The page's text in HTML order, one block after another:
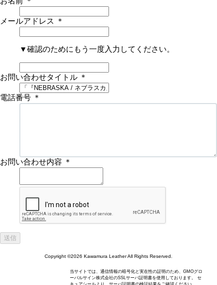
メールアドレス ＊
▼確認のためにもう一度入力してください。
お問い合わせタイトル ＊
電話番号 ＊
お問い合わせ内容 ＊
Copyright ©2026 Kawamura Leather All Rights Reserved.
当サイトでは、通信情報の暗号化と実在性の証明のため、GMOグロ
ーバルサイン株式会社のSSLサーバ証明書を使用しております。 セ